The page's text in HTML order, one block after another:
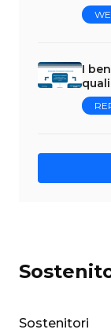
I
Sostenitori